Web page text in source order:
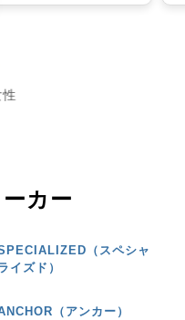
カー
（スペシャ
イズド）
（アンカー）